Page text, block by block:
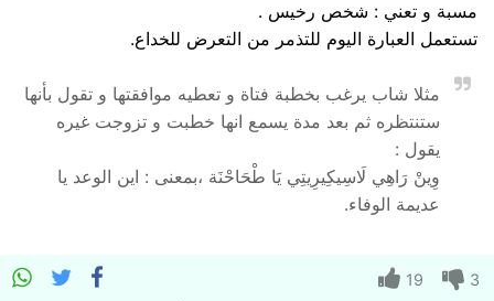
مسبة و تعني : شخص رخيس .
تستعمل العبارة اليوم للتذمر من التعرض للخداع.
مثلا شاب يرغب بخطبة فتاة و تعطيه موافقتها و تقول بأنها
ستنتظره ثم بعد مدة يسمع انها خطبت و تزوجت غيره
يقول :
وِينْ رَاهِي لَاسِيكِيرِيتِي يَا طْحَاحْنَة ،بمعنى : اين الوعد يا
عديمة الوفاء.
3
19